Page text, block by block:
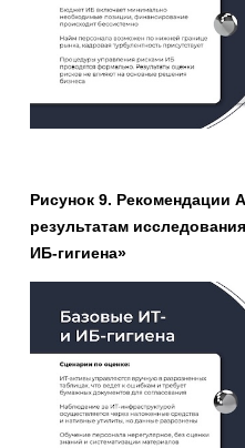
Рисунок 9. Рекомендации
результатам
ИБ-гигиена»